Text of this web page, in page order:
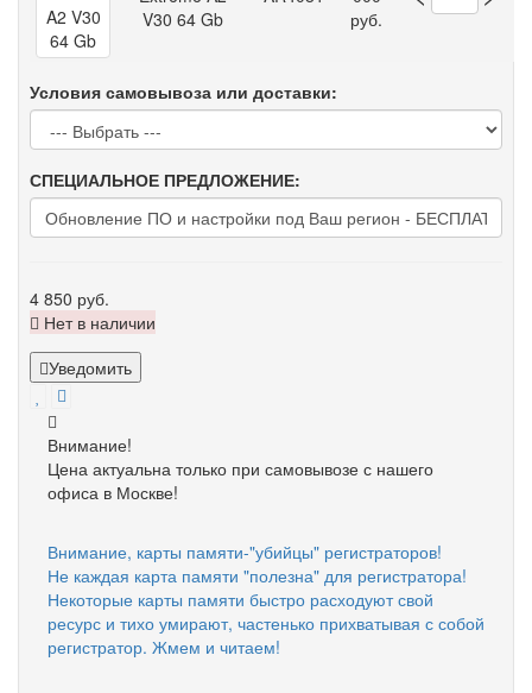
V30 64 Gb
руб.
Условия самовывоза или доставки:
СПЕЦИАЛЬНОЕ ПРЕДЛОЖЕНИЕ:
4 850 руб.
Нет в наличии
Уведомить
Внимание!
Цена актуальна только при самовывозе с нашего
офиса в Москве!
Внимание, карты памяти-"убийцы" регистраторов!
Не каждая карта памяти "полезна" для регистратора!
Некоторые карты памяти быстро расходуют свой
ресурс и тихо умирают, частенько прихватывая с собой
регистратор. Жмем и читаем!